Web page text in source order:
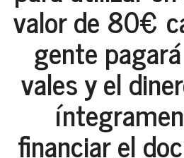
valor de 80€
gente
vales y el
financiar el